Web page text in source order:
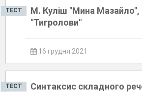
ТЕСТ
М. Куліш "Мина Мазайло",
"Тигролови"
16 грудня 2021
ТЕСТ Синтаксис складного